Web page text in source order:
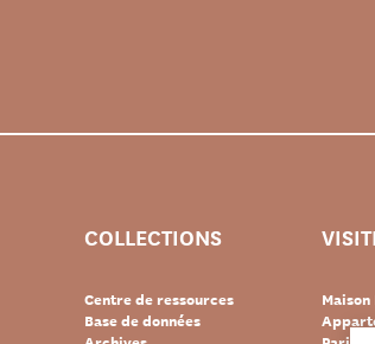
COLLECTIONS
Centre de ressources
Base de données